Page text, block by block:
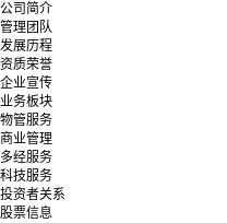
公司简介
管理团队
发展历程
资质荣誉
企业宣传
业务板块
物管服务
商业管理
多经服务
科技服务
投资者关系
股票信息